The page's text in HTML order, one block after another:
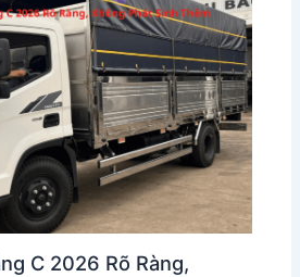
C 2026 Rõ Ràng,